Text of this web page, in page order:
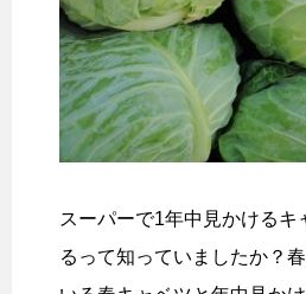
スーパーで1年中見かけるキ
るって知っていましたか？